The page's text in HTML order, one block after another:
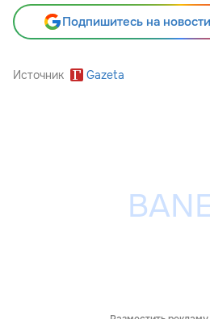
Подпишитесь на
Источник Gazeta